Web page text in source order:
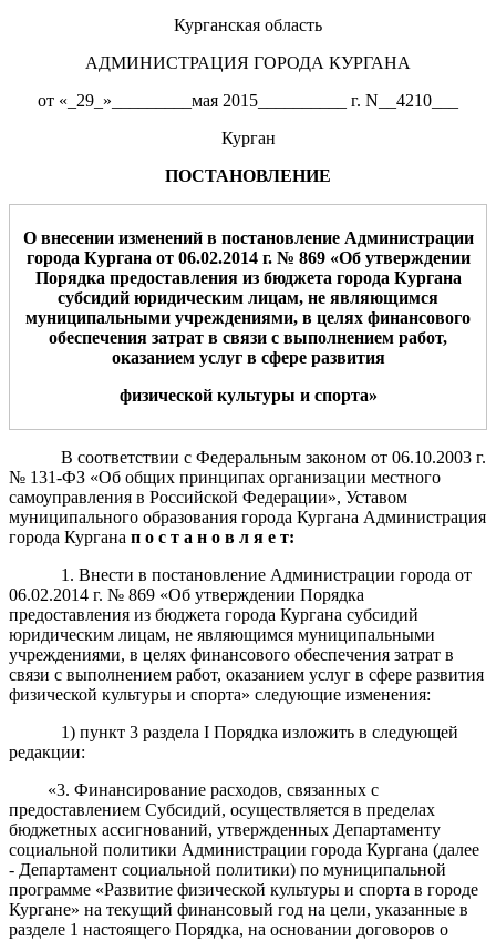
Курганская область
АДМИНИСТРАЦИЯ ГОРОДА КУРГАНА
от «_29_»_________мая 2015__________ г. N__4210___
Курган
ПОСТАНОВЛЕНИЕ
О внесении изменений в постановление Администрации
города Кургана от 06.02.2014г.№ 869«Об утверждении
Порядка предоставления из бюджета города Кургана
субсидий юридическим лицам, не являющимся
муниципальными учреждениями, в целях финансового
обеспечения затрат в связи с выполнением работ,
оказанием услуг в сфере развития
физической культуры и спорта»
В соответствии с Федеральным законом от 06.10.2003 г.
№ 131-ФЗ «Об общих принципах организации местного
самоуправления в Российской Федерации», Уставом
муниципального образования города Кургана Администрация
города Кургана п о с т а н о в л я е т:
1. Внести в постановление Администрации города от
06.02.2014 г. № 869 «Об утверждении Порядка
предоставления из бюджета города Кургана субсидий
юридическим лицам, не являющимся муниципальными
учреждениями, в целях финансового обеспечения затрат в
связи с выполнением работ, оказанием услуг в сфере развития
физической культуры и спорта» следующие изменения:
1) пункт 3 раздела I Порядка изложить в следующей
редакции:
«3. Финансирование расходов, связанных с
предоставлением Субсидий, осуществляется в пределах
бюджетных ассигнований, утвержденных Департаменту
социальной политики Администрации города Кургана (далее
- Департамент социальной политики) по муниципальной
программе «Развитие физической культуры и спорта в городе
Кургане» на текущий финансовый год на цели, указанные в
разделе 1 настоящего Порядка, на основании договоров о